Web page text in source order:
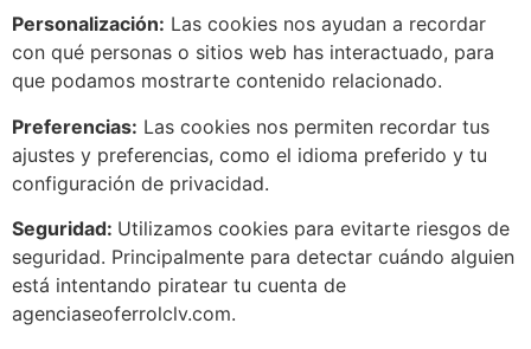
Personalización: Las cookies nos ayudan a recordar
con qué personas o sitios web has interactuado, para
que podamos mostrarte contenido relacionado.
Preferencias: Las cookies nos permiten recordar tus
ajustes y preferencias, como el idioma preferido y tu
configuración de privacidad.
Seguridad: Utilizamos cookies para evitarte riesgos de
seguridad. Principalmente para detectar cuándo alguien
está intentando piratear tu cuenta de
agenciaseoferrolclv.com.